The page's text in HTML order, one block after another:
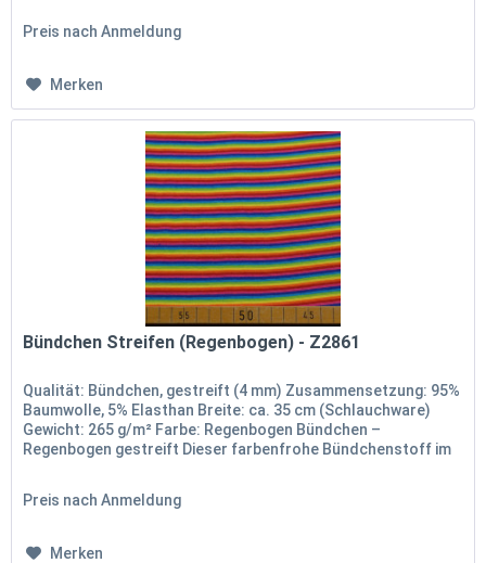
Preis nach Anmeldung
Merken
Bündchen Streifen (Regenbogen) - Z2861
Qualität: Bündchen, gestreift (4 mm) Zusammensetzung: 95%
Baumwolle, 5% Elasthan Breite: ca. 35 cm (Schlauchware)
Gewicht: 265 g/m² Farbe: Regenbogen Bündchen –
Regenbogen gestreift Dieser farbenfrohe Bündchenstoff im
Preis nach Anmeldung
Merken